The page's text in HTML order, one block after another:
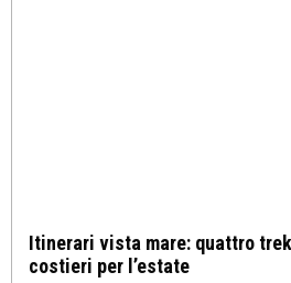
Itinerari vista mare: quattro
costieri per l’estate